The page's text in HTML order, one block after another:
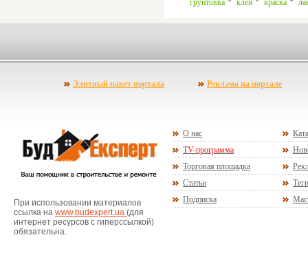
грунтовка клей краска
Элитный пакет портала Реклама на портале
При использовании материалов
ссылка на www.budexpert.ua (для
интернет ресурсов с гиперссылкой)
обязательна.
О нас
TV-программа
Торговая площадка
Статьи
Теги
Подписка